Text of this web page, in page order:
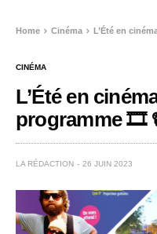
Home Cinéma L’Été en
CINÉMA
L’Été en
programme 🎞️
LA RÉDACTION 26 JUIN 2023